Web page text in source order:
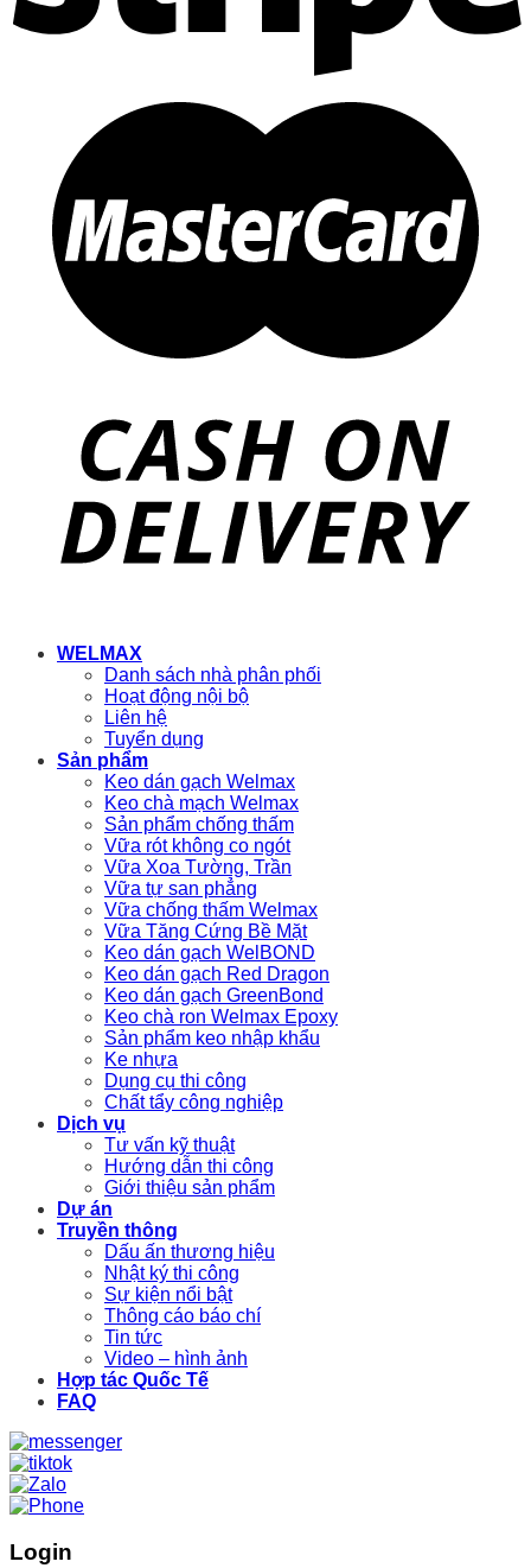
WELMAX
Danh sách nhà phân phối
Hoạt động nội bộ
Liên hệ
Tuyển dụng
Sản phẩm
Keo dán gạch Welmax
Keo chà mạch Welmax
Sản phẩm chống thấm
Vữa rót không co ngót
Vữa Xoa Tường, Trần
Vữa tự san phẳng
Vữa chống thấm Welmax
Vữa Tăng Cứng Bề Mặt
Keo dán gạch WelBOND
Keo dán gạch Red Dragon
Keo dán gạch GreenBond
Keo chà ron Welmax Epoxy
Sản phẩm keo nhập khẩu
Ke nhựa
Dụng cụ thi công
Chất tẩy công nghiệp
Dịch vụ
Tư vấn kỹ thuật
Hướng dẫn thi công
Giới thiệu sản phẩm
Dự án
Truyền thông
Dấu ấn thương hiệu
Nhật ký thi công
Sự kiện nổi bật
Thông cáo báo chí
Tin tức
Video – hình ảnh
Hợp tác Quốc Tế
FAQ
Login